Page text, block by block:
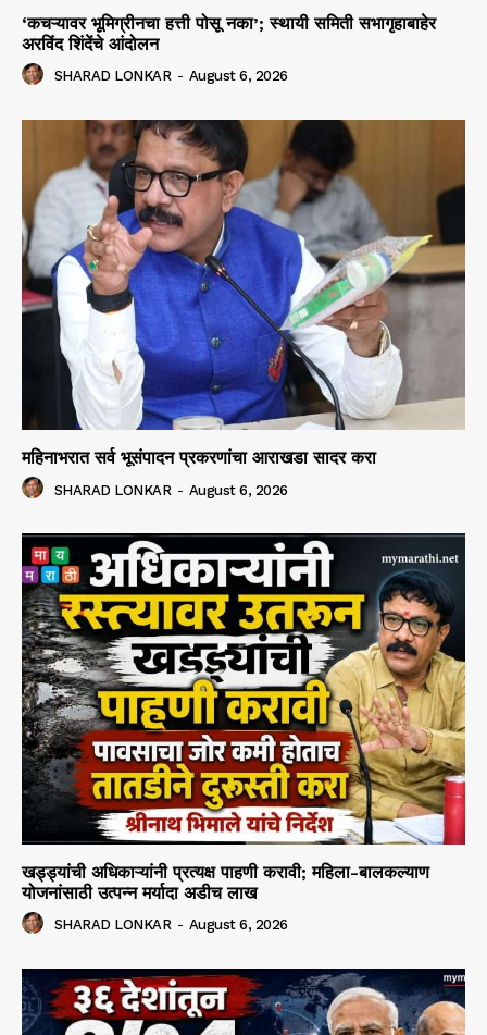
‘कचऱ्यावर भूमिग्रीनचा हत्ती पोसू नका’; स्थायी समिती सभागृहाबाहेर
अरविंद शिंदेंचे आंदोलन
SHARAD LONKAR - August 6, 2026
महिनाभरात सर्व भूसंपादन प्रकरणांचा आराखडा सादर करा
SHARAD LONKAR - August 6, 2026
खड्ड्यांची अधिकाऱ्यांनी प्रत्यक्ष पाहणी करावी; महिला-बालकल्याण
योजनांसाठी उत्पन्न मर्यादा अडीच लाख
SHARAD LONKAR - August 6, 2026